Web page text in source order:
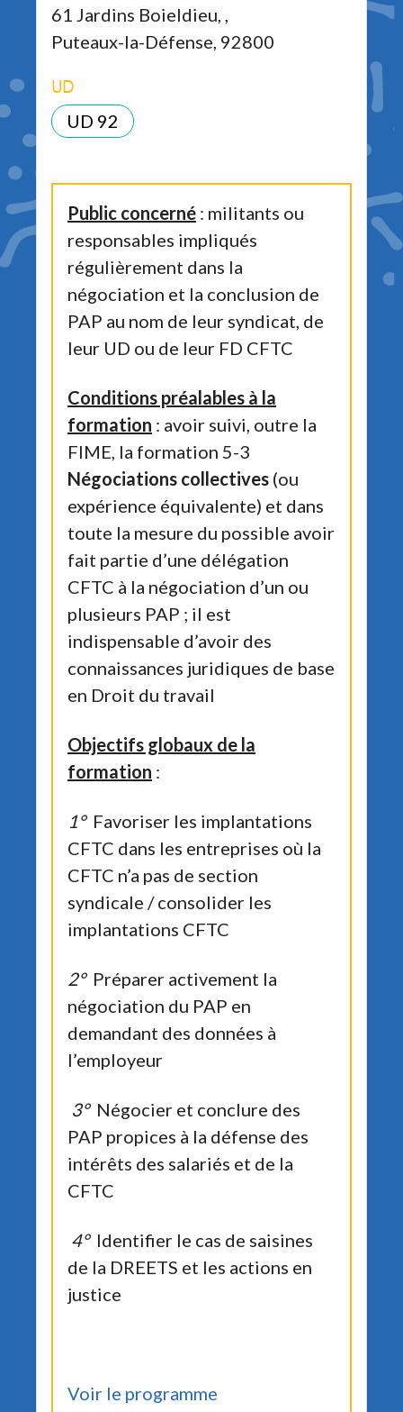
61 Jardins Boieldieu, ,
Puteaux-la-Défense, 92800
UD
UD 92
Public concerné : militants ou
responsables impliqués
régulièrement dans la
négociation et la conclusion de
PAP au nom de leur syndicat, de
leur UD ou de leur FD CFTC
Conditions préalables à la
formation : avoir suivi, outre la
FIME, la formation 5-3
Négociations collectives (ou
expérience équivalente) et dans
toute la mesure du possible avoir
fait partie d’une délégation
CFTC à la négociation d’un ou
plusieurs PAP ; il est
indispensable d’avoir des
connaissances juridiques de base
en Droit du travail
Objectifs globaux de la
formation :
1°Favoriser les implantations
CFTC dans les entreprises où la
CFTC n’a pas de section
syndicale / consolider les
implantations CFTC
2°Préparer activement la
négociation du PAP en
demandant des données à
l’employeur
3°Négocier et conclure des
PAP propices à la défense des
intérêts des salariés et de la
CFTC
4°Identifier le cas de saisines
de la DREETS et les actions en
justice
Voir le programme